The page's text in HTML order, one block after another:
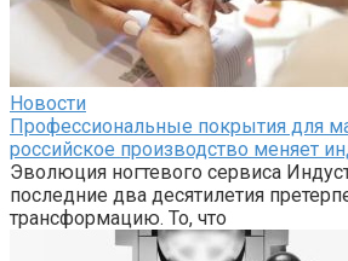
Новости
Профессиональные покрытия для
российское производство меняет
Эволюция ногтевого сервиса
последние два десятилетия
трансформацию. То, что